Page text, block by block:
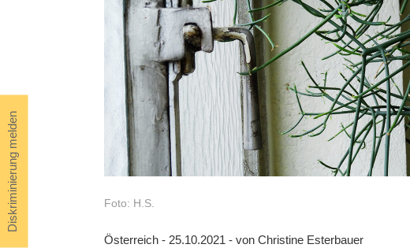
Diskriminierung melden Foto: H.S.
Österreich - 25.10.2021 - von Christine Esterbauer